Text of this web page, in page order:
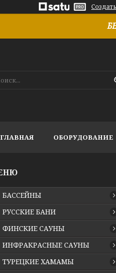
ГЛАВНАЯ ОБОРУДОВАНИЕ
БАССЕЙНЫ
РУССКИЕ БАНИ
ФИНСКИЕ САУНЫ
ИНФРАКРАСНЫЕ САУНЫ
ТУРЕЦКИЕ ХАМАМЫ